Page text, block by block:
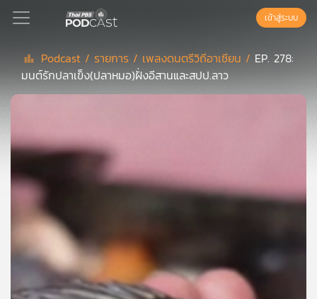
Podcast
ย์
สต์
แนะนำ
เพล
สต์
เข้าสู่ระบบ
Podcast / รายการ / เพลงดนตรีวิถีอาเซียน / EP. 278:
มนต์รักปลาเข็ง(ปลาหมอ)ฝั่งอีสานและสปป.ลาว